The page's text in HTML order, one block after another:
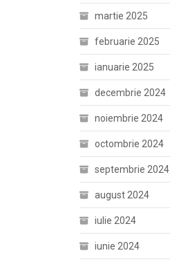
martie 2025
februarie 2025
ianuarie 2025
decembrie 2024
noiembrie 2024
octombrie 2024
septembrie 2024
august 2024
iulie 2024
iunie 2024